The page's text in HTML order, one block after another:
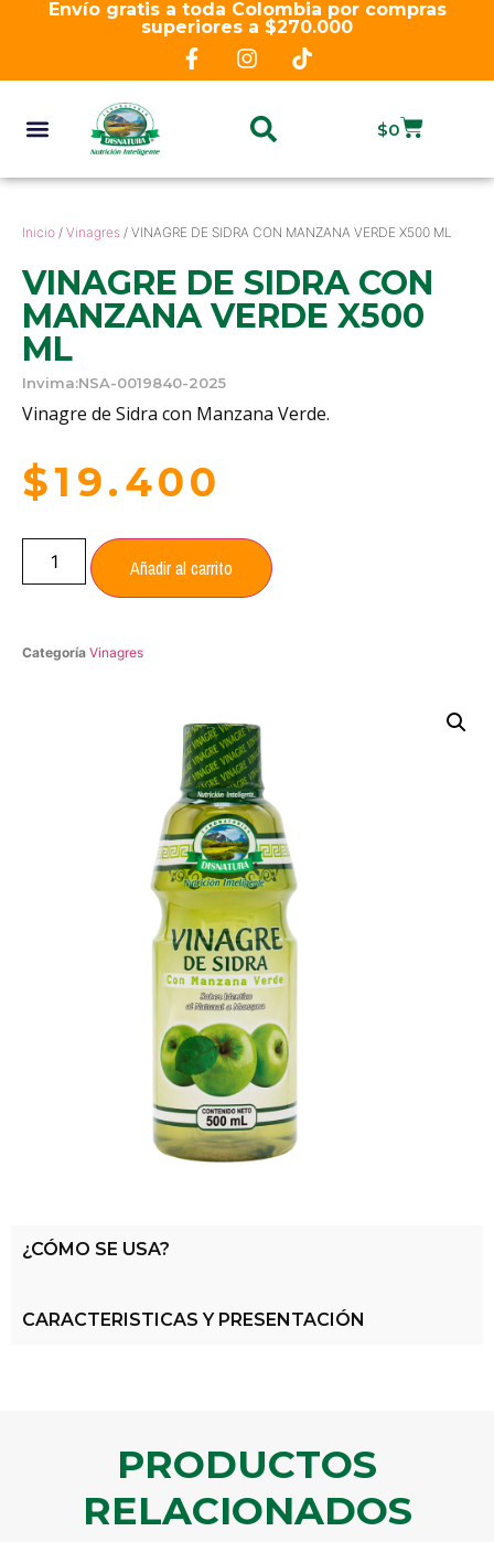
Envío gratis a toda Colombia por compras
superiores a $270.000
$0
Inicio / Vinagres / VINAGRE DE SIDRA CON MANZANA VERDE X500 ML
VINAGRE DE SIDRA CON
MANZANA VERDE X500
ML
Invima:NSA-0019840-2025
Vinagre de Sidra con Manzana Verde.
$19.400
Añadir al carrito
Categoría Vinagres
¿CÓMO SE USA?
CARACTERISTICAS Y PRESENTACIÓN
PRODUCTOS
RELACIONADOS